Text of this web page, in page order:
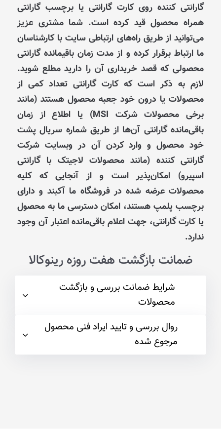
گارانتی کننده روی کارت گارانتی یا برچسب گارانتی
همراه محصول قید کرده است. شما مشتری عزیز
می‌توانید از طریق راه‌های ارتباطی سایت با کارشناسان
ما ارتباط برقرار کرده و از مدت زمان باقیمانده گارانتی
محصولی که قصد خریداری آن را دارید مطلع شوید.
لازم به ذکر است که کارت گارانتی تعداد کمی از
محصولات یا درون خود جعبه محصول هستتد (مانند
برخی محصولات شرکت MSI) یا اطلاع از زمان
باقی‌مانده گارانتی آن‌ها از طریق شماره سریال پشت
خود محصول و وارد کردن آن در وبسایت شرکت
گارانتی کننده (مانند محصولات لاجیتک با گارانتی
اسپیرو) امکان‌پذیر است و از آنجایی که کلیه
محصولات عرضه شده در فروشگاه ما آکبند و دارای
برچسب پلمپ هستند، امکان دسترسی ما به محصول
یا کارت گارانتی، جهت اعلام باقی‌مانده اعتبار آن وجود
ندارد.
ضمانت بازگشت هفت روزه رینوکالا
شرایط ضمانت بررسی و بازگشت
محصولات
روال بررسی و تایید ایراد فنی محصول
مرجوع شده